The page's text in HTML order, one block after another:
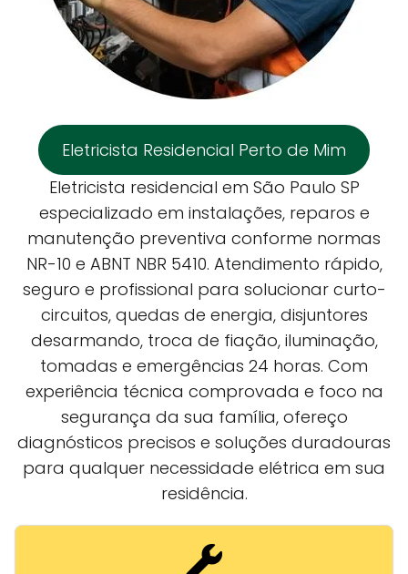
Eletricista Residencial Perto de Mim
Eletricista residencial em São Paulo SP
especializado em instalações, reparos e
manutenção preventiva conforme normas
NR-10 e ABNT NBR 5410. Atendimento rápido,
seguro e profissional para solucionar curto-
circuitos, quedas de energia, disjuntores
desarmando, troca de fiação, iluminação,
tomadas e emergências 24 horas. Com
experiência técnica comprovada e foco na
segurança da sua família, ofereço
diagnósticos precisos e soluções duradouras
para qualquer necessidade elétrica em sua
residência.